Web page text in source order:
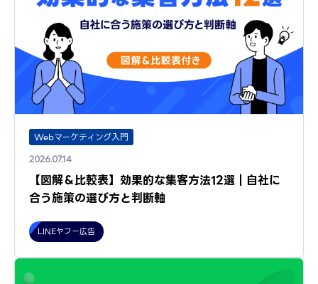
Webマーケティング入門
2026.07.14
【図解＆比較表】効果的な集客方法12選｜自社に
合う施策の選び方と判断軸
LINEヤフー広告